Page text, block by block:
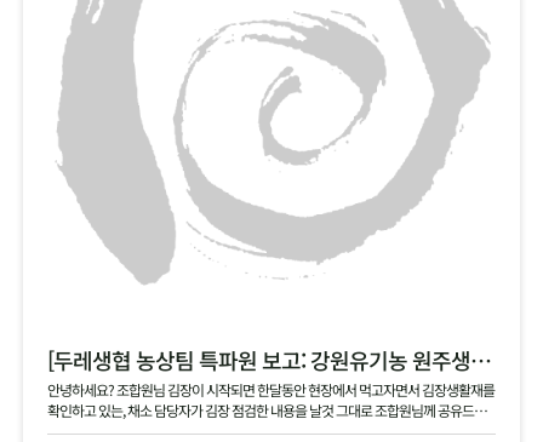
[두레생협 농상팀 특파원 보고: 강원유기농 원주생명농업 현장]
안녕하세요? 조합원님 김장이 시작되면 한달동안 현장에서 먹고자면서 김장생활재를
확인하고 있는, 채소 담당자가 김장 점검한 내용을 날것 그대로 조합원님께 공유드립
니다 .